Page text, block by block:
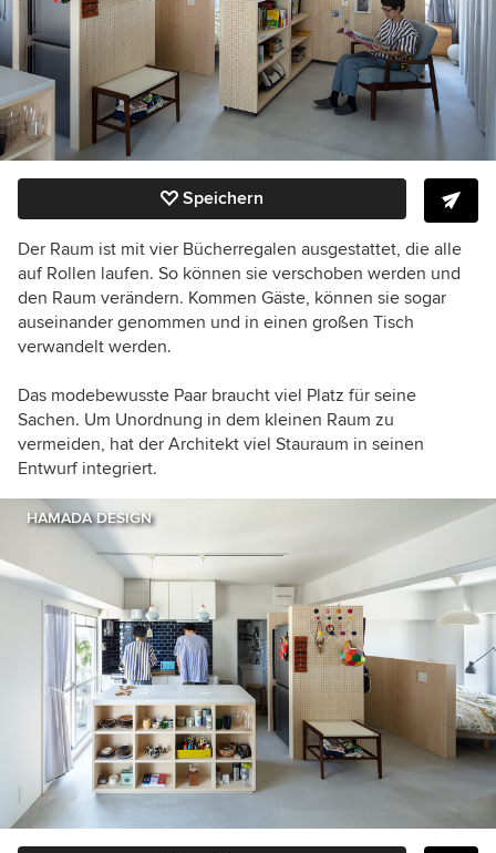
Speichern
Der Raum ist mit vier Bücherregalen ausgestattet, die alle
auf Rollen laufen. So können sie verschoben werden und
den Raum verändern. Kommen Gäste, können sie sogar
auseinander genommen und in einen großen Tisch
verwandelt werden.
Das modebewusste Paar braucht viel Platz für seine
Sachen. Um Unordnung in dem kleinen Raum zu
vermeiden, hat der Architekt viel Stauraum in seinen
Entwurf integriert.
HAMADA DESIGN